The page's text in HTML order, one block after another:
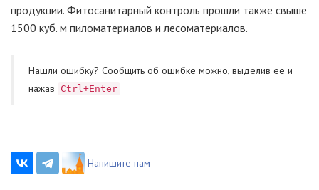
продукции. Фитосанитарный контроль прошли также свыше
1500 куб. м пиломатериалов и лесоматериалов.
Нашли ошибку? Cообщить об ошибке можно, выделив ее и
нажав
Ctrl+Enter
Напишите нам